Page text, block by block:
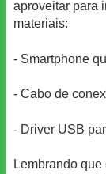
aproveitar para
materiais:
- Smartphone
- Cabo de
- Driver USB
Lembrando